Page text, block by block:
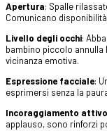
Apertura: Spalle
Comunicano
Livello degli occhi:
bambino piccolo annulla
vicinanza emotiva.
Espressione facciale:
esprimersi senza la
Incoraggiamento attivo
applauso, sono rinforzi